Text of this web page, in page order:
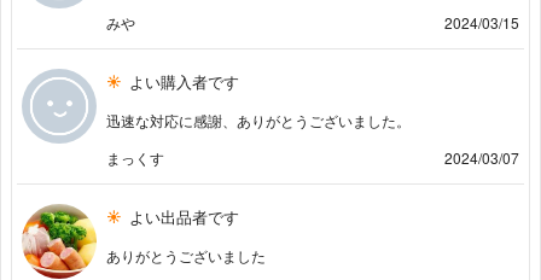
みや 2024/03/15
よい購入者です
迅速な対応に感謝、ありがとうございました。
まっくす
2024/03/07
よい出品者です
ありがとうございました